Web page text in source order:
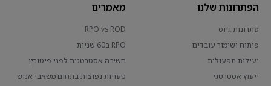
הפתרונות שלנו
פתרונות גיוס
פיתוח ושימור עובדים
יעילות תפעולית
ייעוץ אסטרטגי
מאמרים
RPO vs ROD
RPO ב60 שניות
חשיבה אסטרטגית לפני פיטורין
טעויות נפוצות בתחום משאבי אנוש